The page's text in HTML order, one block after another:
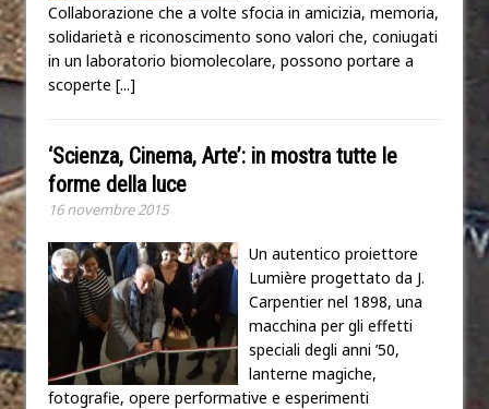
Collaborazione che a volte sfocia in amicizia, memoria,
solidarietà e riconoscimento sono valori che, coniugati
in un laboratorio biomolecolare, possono portare a
scoperte [...]
‘Scienza, Cinema, Arte’: in mostra tutte le
forme della luce
16 novembre 2015
Un autentico proiettore
Lumière progettato da J.
Carpentier nel 1898, una
macchina per gli effetti
speciali degli anni ’50,
lanterne magiche,
fotografie, opere performative e esperimenti